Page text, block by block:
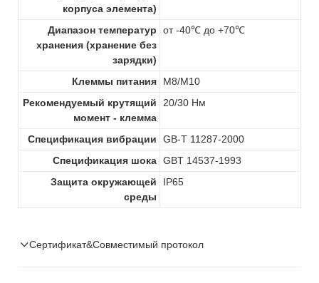
корпуса элемента)
Диапазон температур
хранения (хранение без
зарядки)
от -40℃ до +70℃
Клеммы питания
M8/M10
Рекомендуемый крутящий
момент - клемма
20/30 Нм
Спецификация вибрации
GB-T 11287-2000
Спецификация шока GBT 14537-1993
Защита окружающей
среды
IP65
Сертификат&Совместимый протокол